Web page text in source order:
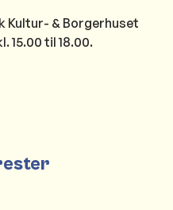
Kultur- & Borgerhuset
15.00 til 18.00.